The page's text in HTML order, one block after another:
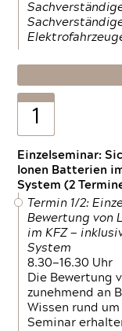
1
Einzelseminar:
Ionen Batterien
System (2
Termin 1/2:
Bewertung von
im KFZ —
System
8.30—16.30 Uhr
Die Bewertung
zunehmend an
Wissen rund
Seminar